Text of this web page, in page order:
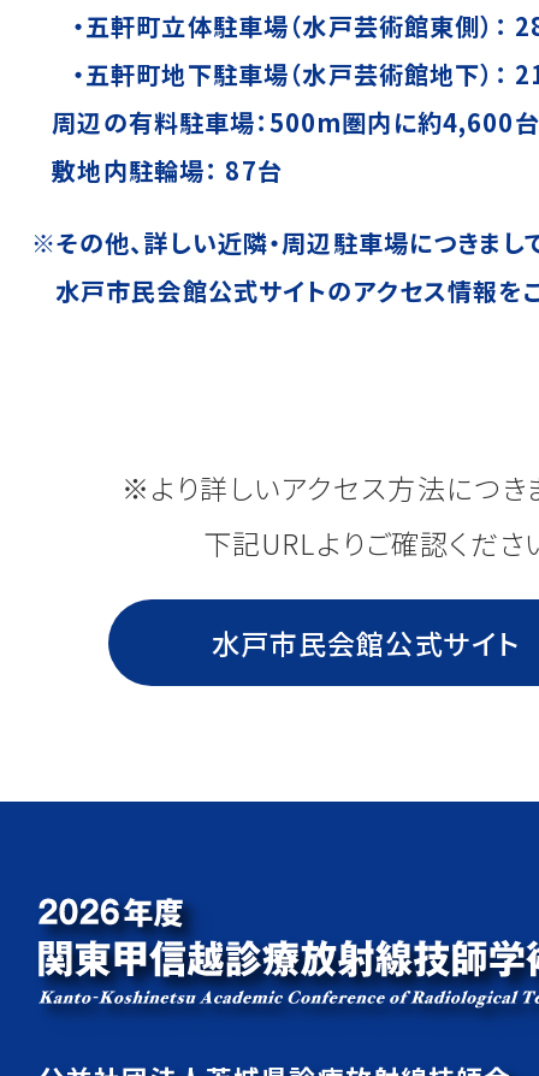
・五軒町立体駐車場（水戸芸術館東側）：
・五軒町地下駐車場（水戸芸術館地下）：
周辺の有料駐車場：500m圏内に約4,600台
敷地内駐輪場： 87台
※その他、詳しい近隣・周辺駐車場につきまし
水戸市民会館公式サイトのアクセス情報を
※より詳しいアクセス方法につき
下記URLよりご確認くださ
水戸市民会館公式サイト